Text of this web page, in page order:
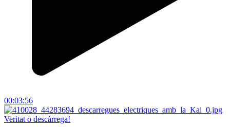
00:03:56
Veritat o descàrrega!